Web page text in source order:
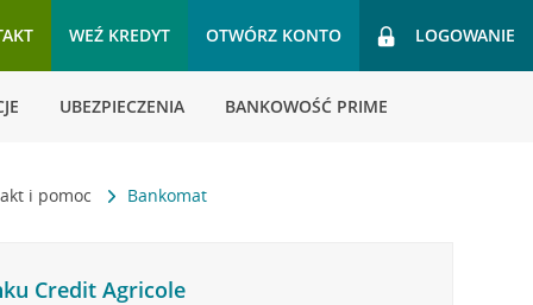
WEŹ KREDYT OTWÓRZ KONTO LOGOWANIE
UBEZPIECZENIA BANKOWOŚĆ PRIME
i pomoc Bankomat
Credit Agricole